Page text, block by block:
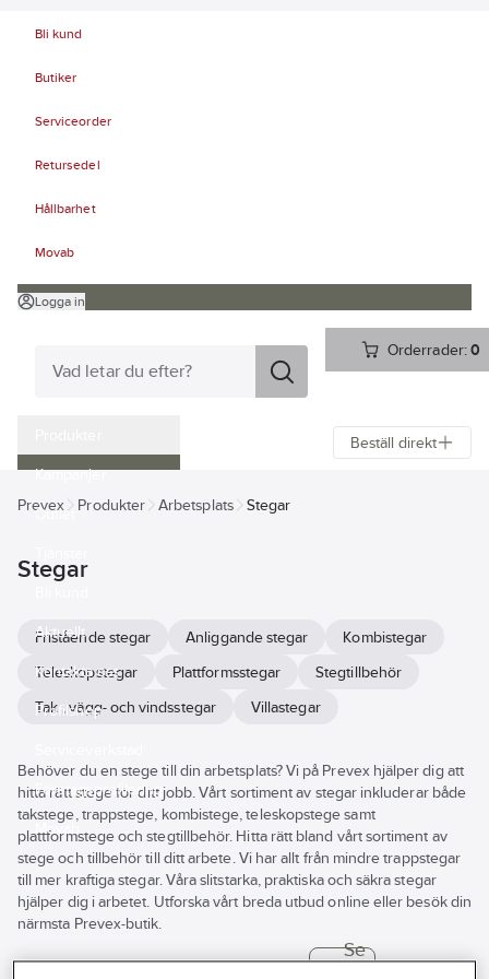
Bli kund
Butiker
Serviceorder
Retursedel
Hållbarhet
Movab
Logga in
Orderrader:0
Kampanjer
Outlet
Aktuellt
Kontakta oss
Profilshop
Företagsprofilering
Movab
Beställ direkt
Prevex Produkter Arbetsplats Stegar
Stegar
Fristående stegar Anliggande stegar
Kombistegar
Teleskopstegar
Plattformsstegar
Stegtillbehör
Tak-, vägg- och vindsstegar
Villastegar
Behöver du en stege till din arbetsplats? Vi på Prevex hjälper dig att
hitta rätt stege för ditt jobb. Vårt sortiment av stegar inkluderar både
takstege, trappstege, kombistege, teleskopstege samt
plattformstege och stegtillbehör. Hitta rätt bland vårt sortiment av
stege och tillbehör till ditt arbete. Vi har allt från mindre trappstegar
till mer kraftiga stegar. Våra slitstarka, praktiska och säkra stegar
hjälper dig i arbetet. Utforska vårt breda utbud online eller besök din
närmsta Prevex-butik.
Se
alla